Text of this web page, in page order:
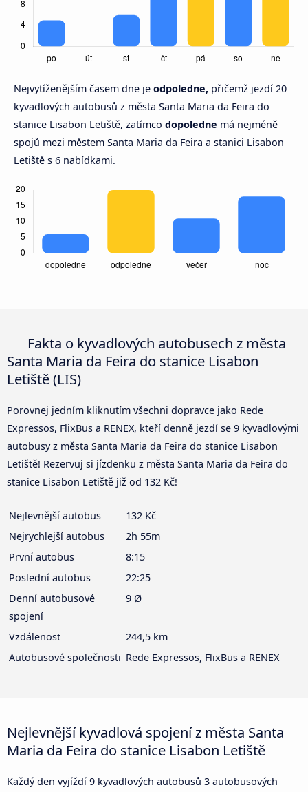
Nejvytíženějším časem dne je odpoledne, přičemž jezdí 20
kyvadlových autobusů z města Santa Maria da Feira do
stanice Lisabon Letiště, zatímco dopoledne má nejméně
spojů mezi městem Santa Maria da Feira a stanici Lisabon
Letiště s 6 nabídkami.
Fakta o kyvadlových autobusech z města
Santa Maria da Feira do stanice Lisabon
Letiště (LIS)
Porovnej jedním kliknutím všechni dopravce jako Rede
Expressos, FlixBus a RENEX, kteří denně jezdí se 9 kyvadlovými
autobusy z města Santa Maria da Feira do stanice Lisabon
Letiště! Rezervuj si jízdenku z města Santa Maria da Feira do
stanice Lisabon Letiště již od 132 Kč!
Nejlevnější autobus
132 Kč
Nejrychlejší autobus
2h 55m
První autobus
8:15
Poslední autobus
22:25
Denní autobusové
spojení
9 Ø
Vzdálenost
244,5 km
Autobusové společnosti Rede Expressos, FlixBus a RENEX
Nejlevnější kyvadlová spojení z města Santa
Maria da Feira do stanice Lisabon Letiště
Každý den vyjíždí 9 kyvadlových autobusů 3 autobusových